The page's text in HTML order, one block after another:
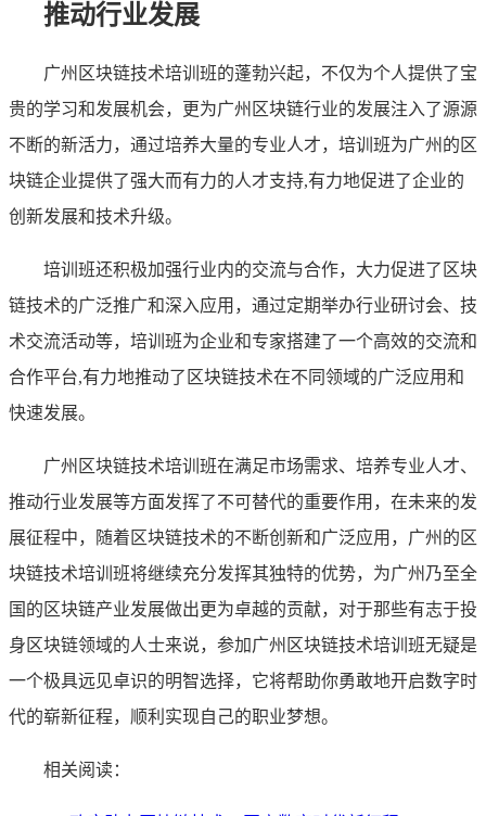
推动行业发展
广州区块链技术培训班的蓬勃兴起，不仅为个人提供了宝
贵的学习和发展机会，更为广州区块链行业的发展注入了源源
不断的新活力，通过培养大量的专业人才，培训班为广州的区
块链企业提供了强大而有力的人才支持,有力地促进了企业的
创新发展和技术升级。
培训班还积极加强行业内的交流与合作，大力促进了区块
链技术的广泛推广和深入应用，通过定期举办行业研讨会、技
术交流活动等，培训班为企业和专家搭建了一个高效的交流和
合作平台,有力地推动了区块链技术在不同领域的广泛应用和
快速发展。
广州区块链技术培训班在满足市场需求、培养专业人才、
推动行业发展等方面发挥了不可替代的重要作用，在未来的发
展征程中，随着区块链技术的不断创新和广泛应用，广州的区
块链技术培训班将继续充分发挥其独特的优势，为广州乃至全
国的区块链产业发展做出更为卓越的贡献，对于那些有志于投
身区块链领域的人士来说，参加广州区块链技术培训班无疑是
一个极具远见卓识的明智选择，它将帮助你勇敢地开启数字时
代的崭新征程，顺利实现自己的职业梦想。
相关阅读：